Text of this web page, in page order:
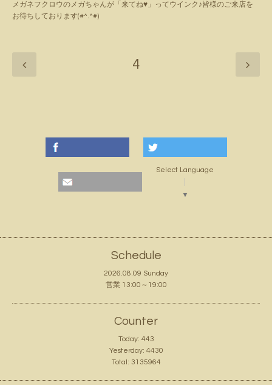
メガネフクロウのメガちゃんが「来てね♥」ってウインク♪皆様のご来店を
お待ちしております(#^.^#)
4
Select Language
▼
Schedule
2026.08.09 Sunday
営業 13:00～19:00
Counter
Today: 443
Yesterday: 4430
Total: 3135964